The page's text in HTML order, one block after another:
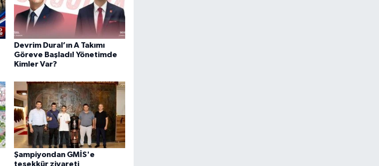
Devrim Dural’ın A Takımı
Göreve Başladı! Yönetimde
Kimler Var?
Şampiyondan GMİS'e
teşekkür ziyareti